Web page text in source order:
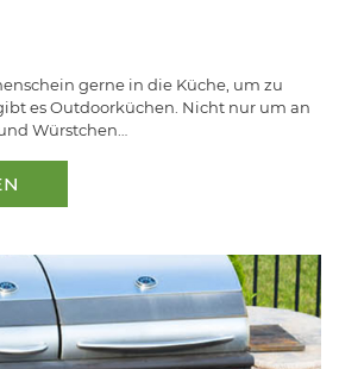
gerne in die Küche, um zu
es Outdoorküchen. Nicht nur um an
Würstchen…